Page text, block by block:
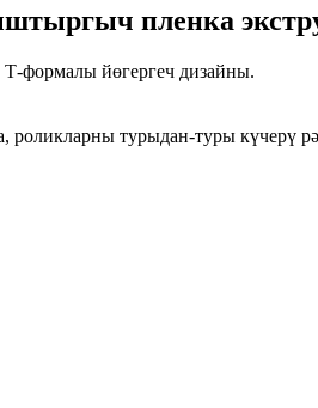
пленка
Т-формалы йөгергеч дизайны.
роликларны турыдан-туры күчерү